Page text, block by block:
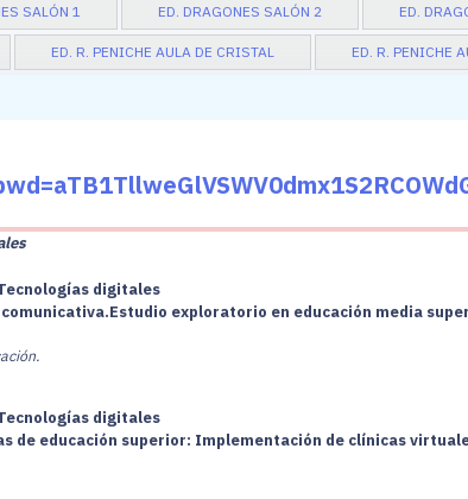
SALÓN 1 ED. DRAGONES SALÓN 2 ED.
ED. R. PENICHE AULA DE CRISTAL ED. R. PENICHE
digitales
exploratorio en educación media
digitales
de educación superior: Implementación de clínicas